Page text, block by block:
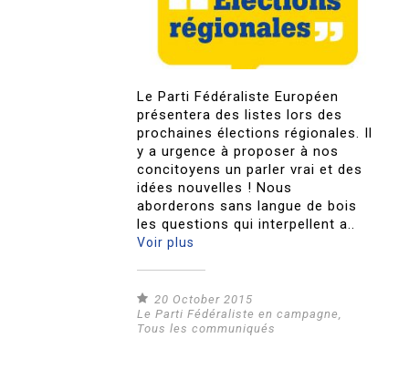
Le Parti Fédéraliste Européen
présentera des listes lors des
prochaines élections régionales. Il
y a urgence à proposer à nos
concitoyens un parler vrai et des
idées nouvelles ! Nous
aborderons sans langue de bois
les questions qui interpellent a..
Voir plus
20 October 2015
Le Parti Fédéraliste en campagne,
Tous les communiqués